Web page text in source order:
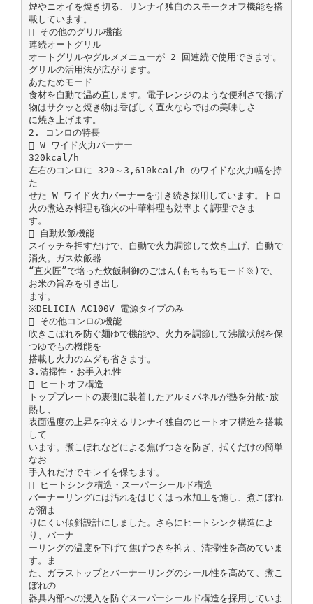
煙やニオイを焼き切る、リンナイ独自のスモークオフ機能を搭
載しています。
 その他のグリル機能
連続オートグリル
オートグリルやグルメメニューが 2 回連続で使用できます。
グリルの活用法が広がります。
あたためモード
食材を自動で温め直します。電子レンジのような便利さで揚げ
物はサクッと焼き物は香ばしく直火ならではの美味しさ
に焼き上げます。
2. コンロの特長
 W ワイド火力バーナー
320kcal/h
左右のコンロに 320～3,610kcal/h のワイドな火力幅を持
た
せた W ワイド火力バーナーを引き続き採用しています。トロ
火の煮込み料理も強火の中華料理も効率よく調理できま
す。
 自動炊飯機能
スイッチを押すだけで、自動で火力調節して炊き上げ、自動で
消火。ガス炊飯器
“直火匠”で培った炊飯制御のごはん(もちもちモード※)で、
お米の旨みを引き出し
ます。
※DELICIA AC100V 電源タイプのみ
 その他コンロの機能
吹きこぼれを防ぐ麺ゆで機能や、火力を調節して沸騰状態を保
つゆでもの機能を
搭載し火力のムダも省きます。
3.清掃性・お手入れ性
 ヒートオフ構造
トッププレートの裏側に装着したアルミパネルが熱を分散･放
熱し、
表面温度の上昇を抑えるリンナイ独自のヒートオフ構造を搭載
して
います。煮こぼれなどによる焦げつきを防ぎ、拭くだけの簡単
なお
手入れだけでキレイを保ちます。
 ヒートシンク構造・スーパーシールド構造
バーナーリングには汚れをはじくはっ水加工を施し、煮こぼれ
が溜ま
りにくい傾斜設計にしました。さらにヒートシンク構造によ
り、バーナ
ーリングの温度を下げて焦げつきを抑え、清掃性を高めていま
す。ま
た、ガラストップとバーナーリングのシール性を高めて、煮こ
ぼれの
器具内部への浸入を防ぐスーパーシールド構造を採用していま